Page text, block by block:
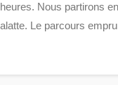
Nous partirons
Le parcours